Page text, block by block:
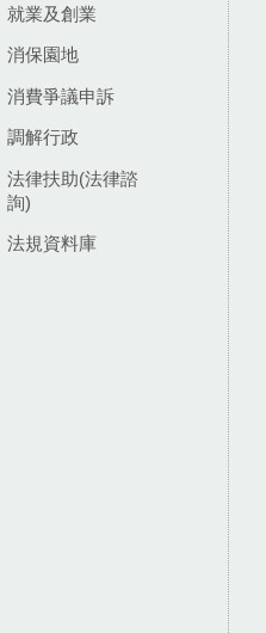
就業及創業
消保園地
消費爭議申訴
調解行政
法律扶助(法律諮
詢)
法規資料庫